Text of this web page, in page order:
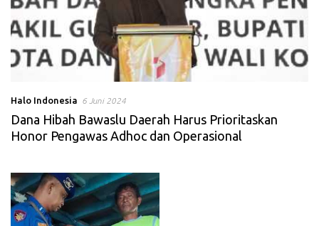
Halo Indonesia 6 Juni 2024
Dana Hibah Bawaslu Daerah Harus Prioritaskan
Honor Pengawas Adhoc dan Operasional